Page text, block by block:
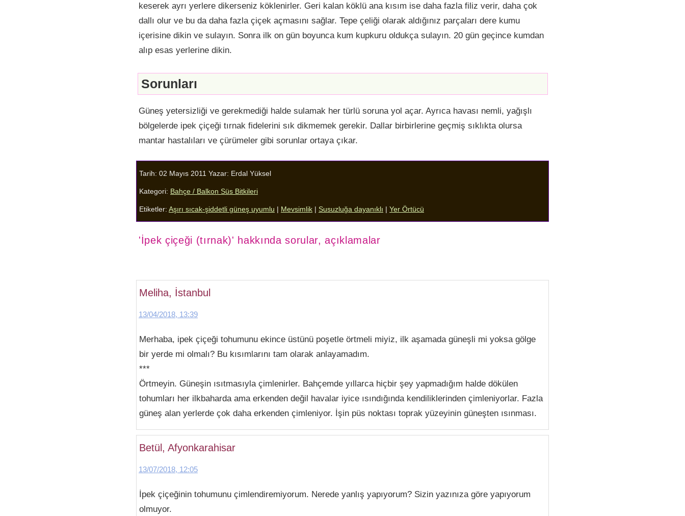
keserek ayrı yerlere dikerseniz köklenirler. Geri kalan köklü ana kısım ise daha fazla filiz verir, daha çok
dallı olur ve bu da daha fazla çiçek açmasını sağlar. Tepe çeliği olarak aldığınız parçaları dere kumu
içerisine dikin ve sulayın. Sonra ilk on gün boyunca kum kupkuru oldukça sulayın. 20 gün geçince kumdan
alıp esas yerlerine dikin.
Sorunları
Güneş yetersizliği ve gerekmediği halde sulamak her türlü soruna yol açar. Ayrıca havası nemli, yağışlı
bölgelerde ipek çiçeği tırnak fidelerini sık dikmemek gerekir. Dallar birbirlerine geçmiş sıklıkta olursa
mantar hastalıları ve çürümeler gibi sorunlar ortaya çıkar.
Tarih: 02 Mayıs 2011 Yazar: Erdal Yüksel
Kategori: Bahçe / Balkon Süs Bitkileri
Etiketler: Aşırı sıcak-şiddetli güneş uyumlu | Mevsimlik | Susuzluğa dayanıklı | Yer Örtücü
'İpek çiçeği (tırnak)' hakkında sorular, açıklamalar
Meliha, İstanbul
13/04/2018, 13:39
Merhaba, ipek çiçeği tohumunu ekince üstünü poşetle örtmeli miyiz, ilk aşamada güneşli mi yoksa gölge
bir yerde mi olmalı? Bu kısımlarını tam olarak anlayamadım.
***
Örtmeyin. Güneşin ısıtmasıyla çimlenirler. Bahçemde yıllarca hiçbir şey yapmadığım halde dökülen
tohumları her ilkbaharda ama erkenden değil havalar iyice ısındığında kendiliklerinden çimleniyorlar. Fazla
güneş alan yerlerde çok daha erkenden çimleniyor. İşin püs noktası toprak yüzeyinin güneşten ısınması.
Betül, Afyonkarahisar
13/07/2018, 12:05
İpek çiçeğinin tohumunu çimlendiremiyorum. Nerede yanlış yapıyorum? Sizin yazınıza göre yapıyorum
olmuyor.